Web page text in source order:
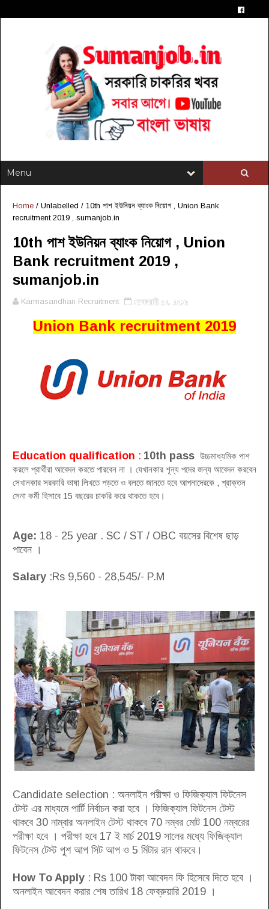
Home / Unlabelled / 10th পাশ ইউনিয়ন ব্যাংক নিয়োগ , Union Bank
recruitment 2019 , sumanjob.in
10th পাশ ইউনিয়ন ব্যাংক নিয়োগ , Union
Bank recruitment 2019 ,
sumanjob.in
Karmasandhan Recruitment ফেব্রুয়ারী ০২, ২০১৯
Union Bank recruitment 2019
Education qualification : 10th pass উচ্চমাধ্যমিক পাশ
করলে প্রার্থীরা আবেদন করতে পারবেন না । যেখানকার শূন্য পদের জন্য আবেদন করবেন
সেখানকার সরকারি ভাষা লিখতে পড়তে ও বলতে জানতে হবে আপনাদেরকে , প্রাক্তন
সেনা কর্মী হিসাবে 15 বছরের চাকরি করে থাকতে হবে।
Age: 18 - 25 year . SC / ST / OBC বয়সের বিশেষ ছাড়
পাবেন ।
Salary :Rs 9,560 - 28,545/- P.M
Candidate selection : অনলাইন পরীক্ষা ও ফিজিক্যাল ফিটনেস
টেস্ট এর মাধ্যমে পার্টি নির্বাচন করা হবে । ফিজিক্যাল ফিটনেস টেস্ট
থাকবে 30 নাম্বার অনলাইন টেস্ট থাকবে 70 নম্বর মোট 100 নম্বরের
পরীক্ষা হবে । পরীক্ষা হবে 17 ই মার্চ 2019 সালের মধ্যে ফিজিক্যাল
ফিটনেস টেস্ট পুশ আপ সিট আপ ও 5 মিটার রান থাকবে।
How To Apply : Rs 100 টাকা আবেদন ফি হিসেবে দিতে হবে ।
অনলাইন আবেদন করার শেষ তারিখ 18 ফেব্রুয়ারি 2019 ।